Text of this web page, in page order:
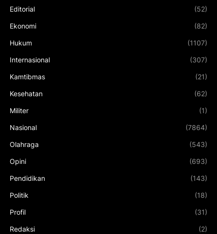
Editorial (52)
Ekonomi (82)
Hukum (1107)
Internasional (307)
Kamtibmas (21)
Kesehatan (62)
Militer (1)
Nasional (7864)
Olahraga (543)
Opini (693)
Pendidikan (143)
Politik (18)
Profil (31)
Redaksi (2)